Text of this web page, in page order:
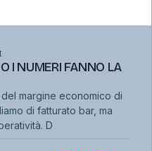
I NUMERI FANNO LA
margine economico di
di fatturato bar, ma
D